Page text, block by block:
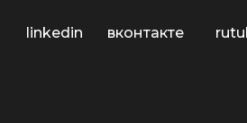
linkedin вконтакте